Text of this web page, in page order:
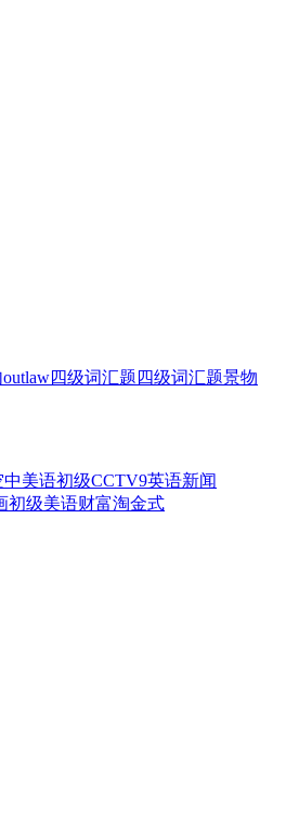
outlaw四级词汇题 四级词汇题景物
中美语初级CCTV9英语新闻
初级美语财富淘金式